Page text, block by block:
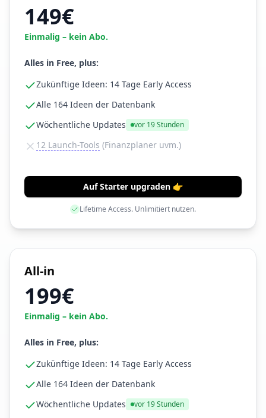
149€
Einmalig – kein Abo.
Alles in Free, plus:
Zukünftige Ideen: 14 Tage Early Access
Alle 164 Ideen der Datenbank
Wöchentliche Updates
vor 19 Stunden
12 Launch-Tools (Finanzplaner uvm.)
Auf Starter upgraden 👉
Lifetime Access. Unlimitiert nutzen.
All-in
199€
Einmalig – kein Abo.
Alles in Free, plus:
Zukünftige Ideen: 14 Tage Early Access
Alle 164 Ideen der Datenbank
Wöchentliche Updates
vor 19 Stunden